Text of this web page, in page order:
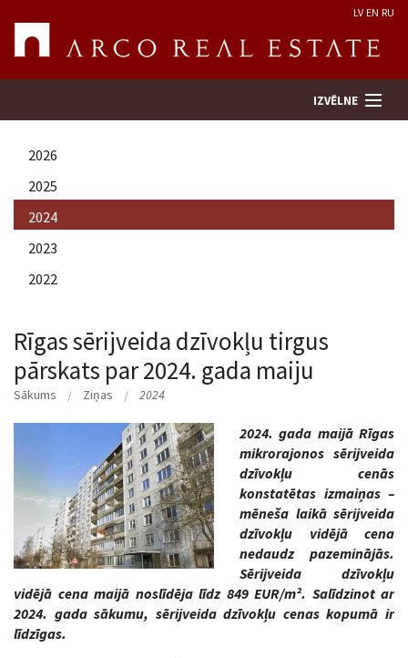
LV EN RU
IZVĒLNE
Meklēt īpašumu
Novērtēt īpašumu
Uzņēmums
Pakalpojumi
Kontakti
2026
2025
2024
2023
2022
Rīgas sērijveida dzīvokļu tirgus
pārskats par 2024. gada maiju
Sākums Ziņas 2024
2024. gada maijā Rīgas
mikrorajonos sērijveida
dzīvokļu cenās
konstatētas izmaiņas –
mēneša laikā sērijveida
dzīvokļu vidējā cena
nedaudz pazeminājās.
Sērijveida dzīvokļu
vidējā cena maijā noslīdēja līdz 849 EUR/m². Salīdzinot ar
2024. gada sākumu, sērijveida dzīvokļu cenas kopumā ir
līdzīgas.